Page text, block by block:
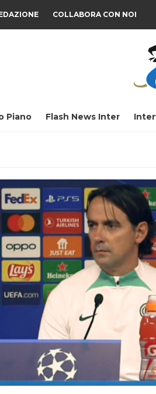
COLLABORA CON NOI
Piano Flash News Inter